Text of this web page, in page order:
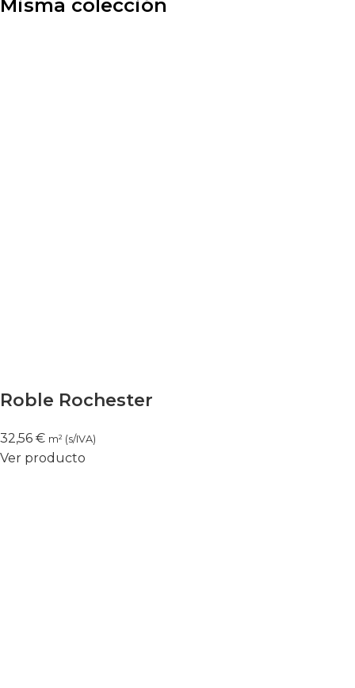
Misma colección
Roble Rochester
32,56 € m² (s/IVA)
Ver producto